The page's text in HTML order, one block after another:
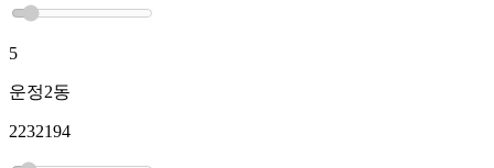
5
운정2동
2232194